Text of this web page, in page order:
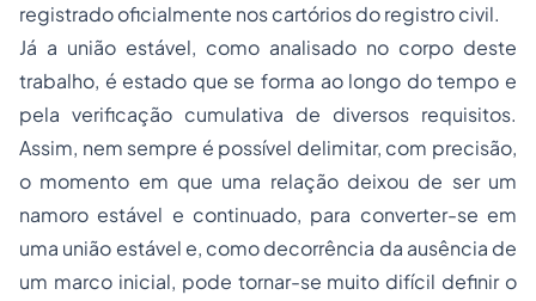
registrado oficialmente nos cartórios do registro civil.
Já a união estável, como analisado no corpo deste
trabalho, é estado que se forma ao longo do tempo e
pela verificação cumulativa de diversos requisitos.
Assim, nem sempre é possível delimitar, com precisão,
o momento em que uma relação deixou de ser um
namoro estável e continuado, para converter-se em
uma união estável e, como decorrência da ausência de
um marco inicial, pode tornar-se muito difícil definir o